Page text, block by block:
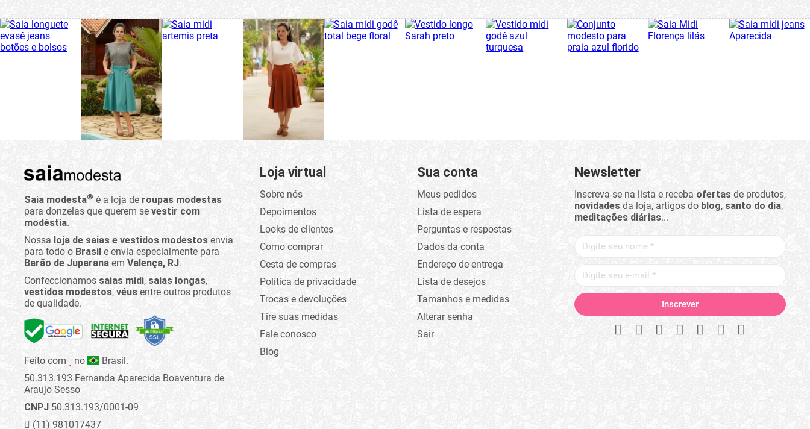
Saia modesta® é a loja de roupas modestas
para donzelas que querem se vestir com
modéstia.
Nossa loja de saias e vestidos modestos envia
para todo o Brasil e envia especialmente para
Barão de Juparana em Valença, RJ.
Confeccionamos saias midi, saias longas,
vestidos modestos, véus entre outros produtos
de qualidade.
Feito com no
Brasil.
50.313.193 Fernanda Aparecida Boaventura de
Araujo Sesso
CNPJ 50.313.193/0001-09
(11) 981017437
Loja virtual
Sobre nós
Depoimentos
Looks de clientes
Como comprar
Cesta de compras
Política de privacidade
Trocas e devoluções
Tire suas medidas
Fale conosco
Blog
Sua conta
Meus pedidos
Lista de espera
Perguntas e respostas
Dados da conta
Endereço de entrega
Lista de desejos
Tamanhos e medidas
Alterar senha
Sair
Newsletter
Inscreva-se na lista e receba ofertasde produtos,
novidadesda loja, artigos do blog, santo do dia,
meditações diárias...